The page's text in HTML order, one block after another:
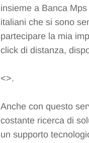
insieme a Banca
italiani che si sono
partecipare la mia
click di distanza,
<>.
Anche con questo
costante ricerca di
un supporto